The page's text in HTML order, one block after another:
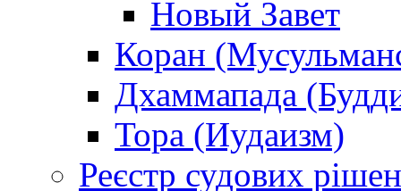
Новый Завет
Коран
Дхаммапада
Тора (Иудаизм)
Реєстр судових